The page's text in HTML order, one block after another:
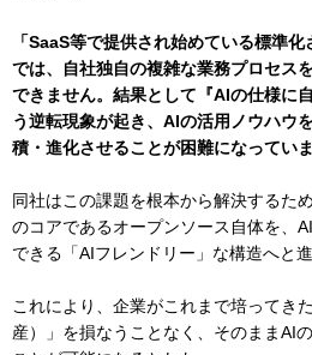
「SaaS等で提供され始めている標準
では、自社独自の複雑な業務プロセス
できません。結果として『AIの仕様に
う逆転現象が起き、AIの活用ノウハウ
積・進化させることが困難になっていま
同社はこの課題を根本から解決するた
のコアであるオープンソース自体を、
できる「AIフレンドリー」な構造へと進
これにより、企業がこれまで培ってき
産）」を損なうことなく、そのままAI